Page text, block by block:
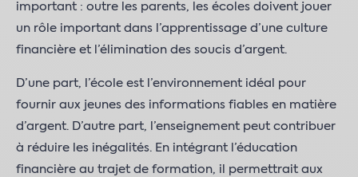
important : outre les parents, les écoles doivent jouer
un rôle important dans l’apprentissage d’une culture
financière et l’élimination des soucis d’argent.
D’une part, l’école est l’environnement idéal pour
fournir aux jeunes des informations fiables en matière
d’argent. D’autre part, l’enseignement peut contribuer
à réduire les inégalités. En intégrant l’éducation
financière au trajet de formation, il permettrait aux